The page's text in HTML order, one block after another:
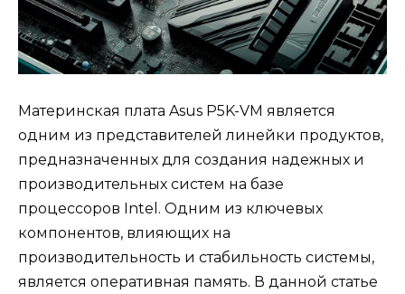
Материнская плата Asus P5K-VM является
одним из представителей линейки продуктов,
предназначенных для создания надежных и
производительных систем на базе
процессоров Intel. Одним из ключевых
компонентов, влияющих на
производительность и стабильность системы,
является оперативная память. В данной статье